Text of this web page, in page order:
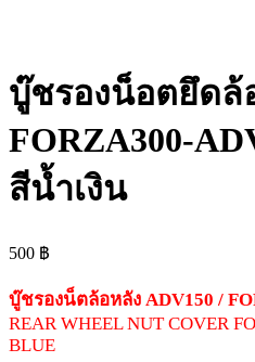
บู๊ชรองน็อตยึดล้
FORZA300-
สีน้ำเงิน
500 ฿
บู๊ชรองน็ตล้อหลัง ADV150 /
REAR WHEEL NUT COVER
BLUE